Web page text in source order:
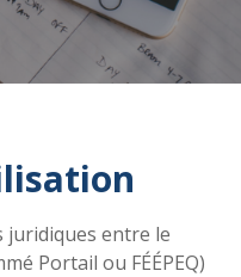
juridiques entre le
Portail ou FÉÉPEQ)